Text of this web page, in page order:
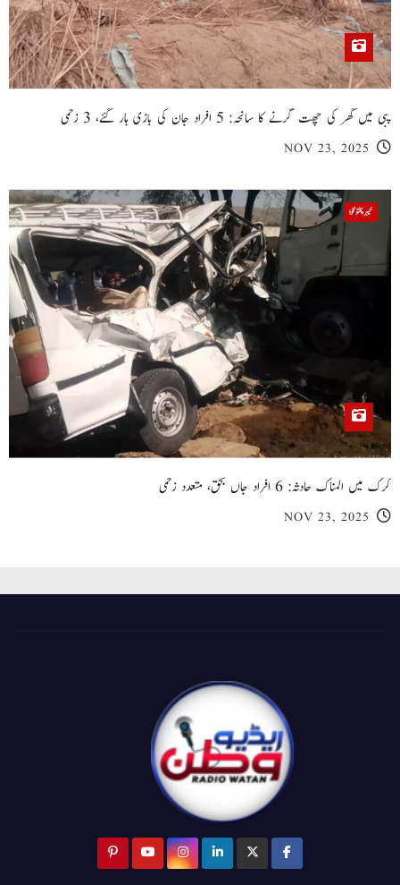
پبی میں گھر کی چھت گرنے کا سانحہ: 5 افراد جان کی بازی ہار گئے، 3 زخمی
NOV 23, 2025
خیبر پختونخوا
کرک میں المناک حادثہ: 6 افراد جاں بحق، متعدد زخمی
NOV 23, 2025